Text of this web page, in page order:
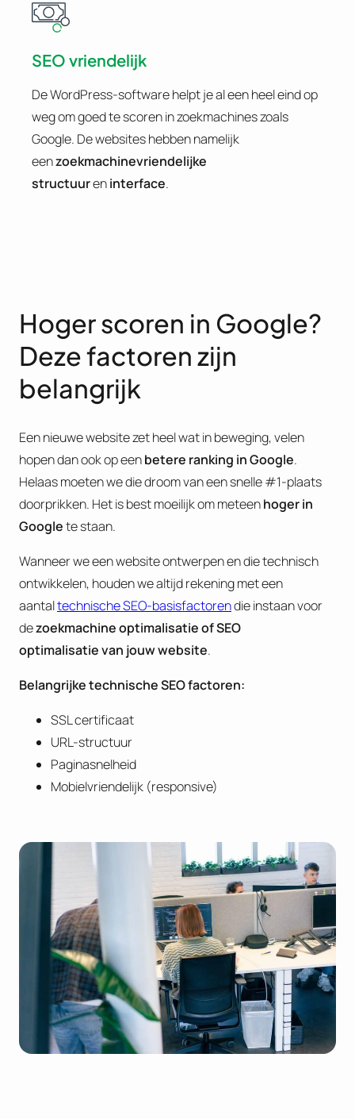
SEO vriendelijk
De WordPress-software helpt je al een heel eind op
weg om goed te scoren in zoekmachines zoals
Google. De websites hebben namelijk
eenzoekmachinevriendelijke
structuureninterface.
Hoger scoren in Google?
Deze factoren zijn
belangrijk
Een nieuwe website zet heel wat in beweging, velen
hopen dan ook op eenbetere ranking in Google.
Helaas moeten we die droom van een snelle #1-plaats
doorprikken. Het is best moeilijk om meteenhoger in
Googlete staan.
Wanneer we een website ontwerpen en die technisch
ontwikkelen, houden we altijd rekening met een
aantaltechnische SEO-basisfactorendie instaan voor
dezoekmachine optimalisatie ofSEO
optimalisatie van jouw website.
Belangrijke technische SEO factoren:
SSL certificaat
URL-structuur
Paginasnelheid
Mobielvriendelijk (responsive)